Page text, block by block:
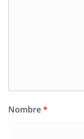
Nombre*